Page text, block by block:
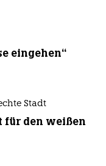
eingehen“
Stadt
für den weißen